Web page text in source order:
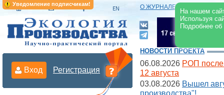
Уведомление подписчикам!
На нашем
Используя
Подробнее
О ЖУРНАЛЕ |
Вход Регистрация
НОВОСТИ ПРОЕКТА
06.08.2026 РОП после
12 августа
03.08.2026 Вышел
производства"!